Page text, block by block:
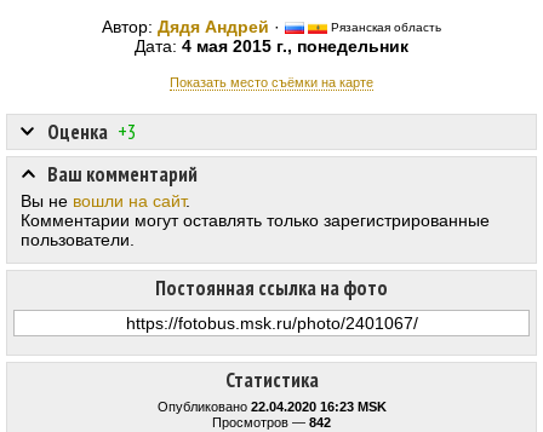
Автор: Дядя Андрей · Рязанская область
Дата: 4 мая 2015 г., понедельник
Показать место съёмки на карте
Статистика
Опубликовано 22.04.2020 16:23 MSK
Просмотров — 842
Оценка +3
Постоянная ссылка на фото
Ваш комментарий
Вы не вошли на сайт.
Комментарии могут оставлять только зарегистрированные
пользователи.